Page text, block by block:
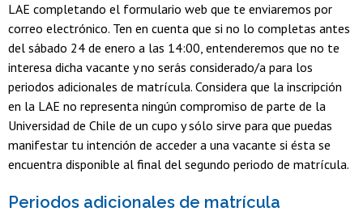
LAE completando el formulario web que te enviaremos por
correo electrónico. Ten en cuenta que si no lo completas antes
del sábado 24 de enero a las 14:00, entenderemos que no te
interesa dicha vacante y no serás considerado/a para los
periodos adicionales de matrícula. Considera que la inscripción
en la LAE no representa ningún compromiso de parte de la
Universidad de Chile de un cupo y sólo sirve para que puedas
manifestar tu intención de acceder a una vacante si ésta se
encuentra disponible al final del segundo periodo de matrícula.
Periodos adicionales de matrícula